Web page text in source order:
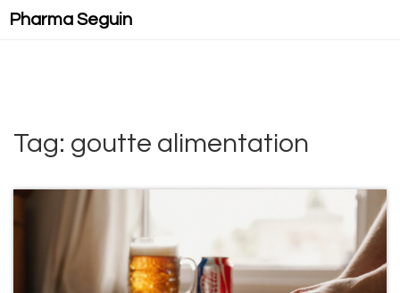
Pharma Seguin
Tag: goutte alimentation